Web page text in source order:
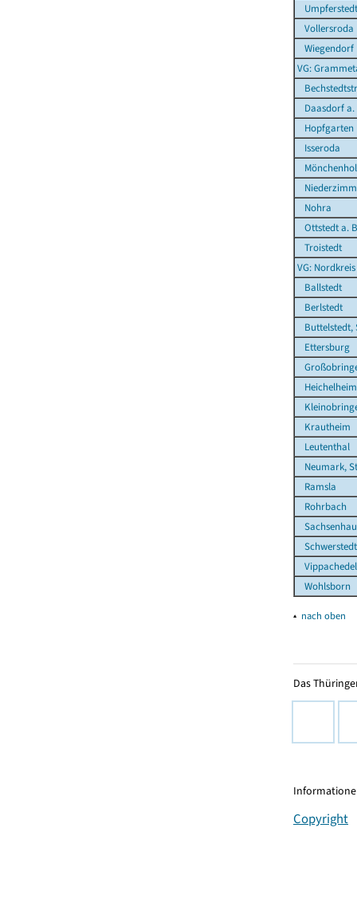
Umpferstedt
Vollersroda
Wiegendorf
VG:
Daasdorf a.
Hopfgarten
Isseroda
Nohra
Ottstedt a.
Troistedt
VG:
Ballstedt
Berlstedt
Buttelstedt,
Ettersburg
Heichelheim
Krautheim
Leutenthal
Neumark,
Ramsla
Rohrbach
Schwerstedt
Wohlsborn
▴ nach oben
Das
Copyright